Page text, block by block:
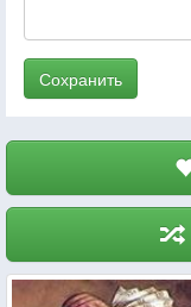
Сохранить